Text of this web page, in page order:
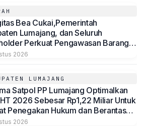
Bea Cukai,Pemerintah
Lumajang, dan Seluruh
Perkuat Pengawasan Barang
Ilegal Melalui Pemanfaatan
2026
LUMAJANG
Satpol PP Lumajang Optimalkan
2026 Sebesar Rp1,22 Miliar Untuk
Penegakan Hukum dan Berantas
Ilegal
2026